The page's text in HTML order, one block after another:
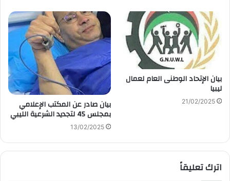
بيان الإتحاد الوطنى العام لعمال
ليبيا
21/02/2025 بيان صادر عن المكتب الإعلامي
بمجلس 45 لتجديد الشرعية الليبي
13/02/2025
اترك تعليقاً